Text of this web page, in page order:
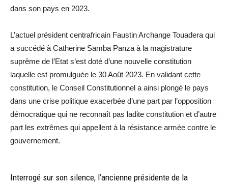
dans son pays en 2023.
L’actuel président centrafricain Faustin Archange Touadera qui
a succédé à Catherine Samba Panza à la magistrature
suprême de l’Etat s’est doté d’une nouvelle constitution
laquelle est promulguée le 30 Août 2023. En validant cette
constitution, le Conseil Constitutionnel a ainsi plongé le pays
dans une crise politique exacerbée d’une part par l’opposition
démocratique qui ne reconnaît pas ladite constitution et d’autre
part les extrêmes qui appellent à la résistance armée contre le
gouvernement.
Interrogé sur son silence, l’ancienne présidente de la